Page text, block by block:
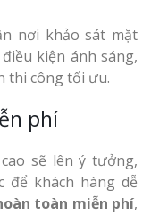
nơi khảo sát mặt
kiện ánh sáng,
thi công tối ưu.
phí
sẽ lên ý tưởng,
để khách hàng dễ
toàn miễn phí,